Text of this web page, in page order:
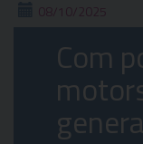
08/10/2025
Com